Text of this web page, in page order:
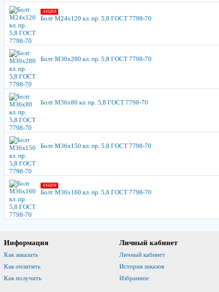
АКЦИЯ
Болт М24х120 кл. пр. 5,8 ГОСТ 7798-70
Болт М30х280 кл. пр. 5,8 ГОСТ 7798-70
Болт М36х80 кл. пр. 5,8 ГОСТ 7798-70
Болт М36х150 кл. пр. 5,8 ГОСТ 7798-70
АКЦИЯ
Болт М36х160 кл. пр. 5,8 ГОСТ 7798-70
Информация
Как заказать
Как оплатить
Как получить
Личный кабинет
Личный кабинет
История заказов
Избранное